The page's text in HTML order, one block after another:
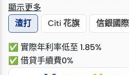
顯示更多
渣打
Citi 花旗 信銀國際
✅ 實際年利率低至 1.85%
✅ 借貸手續費0%